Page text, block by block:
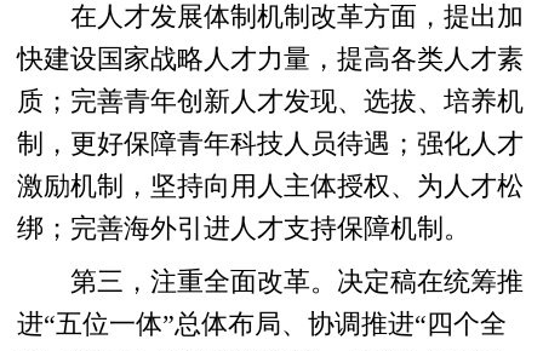
在人才发展体制机制改革方面，提出加
快建设国家战略人才力量，提高各类人才素
质；完善青年创新人才发现、选拔、培养机
制，更好保障青年科技人员待遇；强化人才
激励机制，坚持向用人主体授权、为人才松
绑；完善海外引进人才支持保障机制。
第三，注重全面改革。决定稿在统筹推
进“五位一体”总体布局、协调推进“四个全